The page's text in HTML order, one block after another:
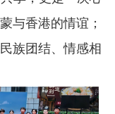
与香港的情谊；
族团结、情感相